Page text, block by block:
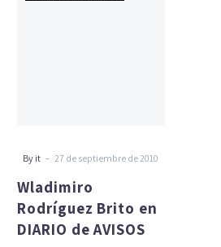
By it - 27 de septiembre de 2010
Wladimiro
Rodríguez Brito en
DIARIO de AVISOS